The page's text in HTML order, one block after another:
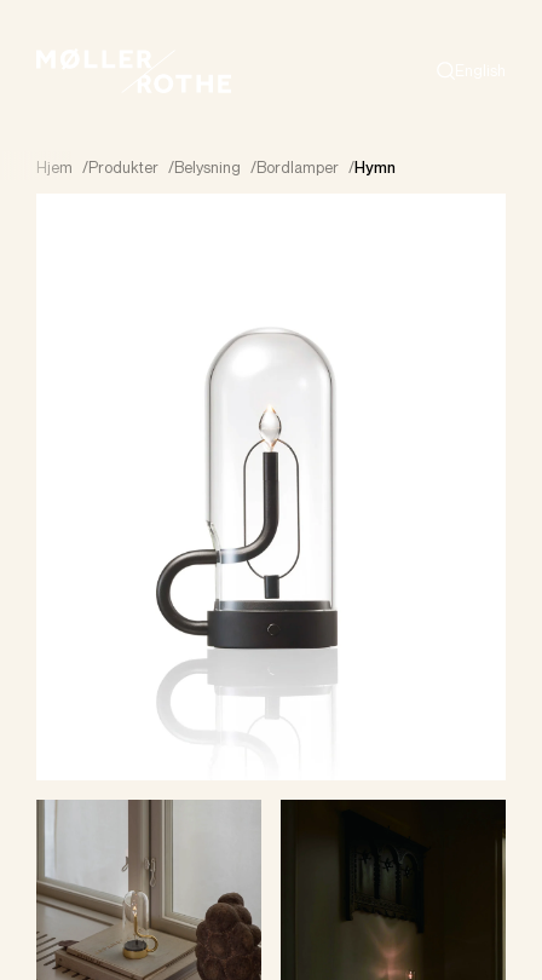
Hjem /Produkter /Belysning /Bordlamper /Hymn